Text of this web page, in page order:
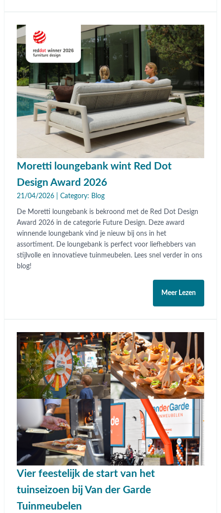
Moretti loungebank wint Red Dot
Design Award 2026
21/04/2026 | Category: Blog
De Moretti loungebank is bekroond met de Red Dot Design
Award 2026 in de categorie Future Design. Deze award
winnende loungebank vind je nieuw bij ons in het
assortiment. De loungebank is perfect voor liefhebbers van
stijlvolle en innovatieve tuinmeubelen. Lees snel verder in ons
blog!
Meer Lezen
Vier feestelijk de start van het
tuinseizoen bij Van der Garde
Tuinmeubelen